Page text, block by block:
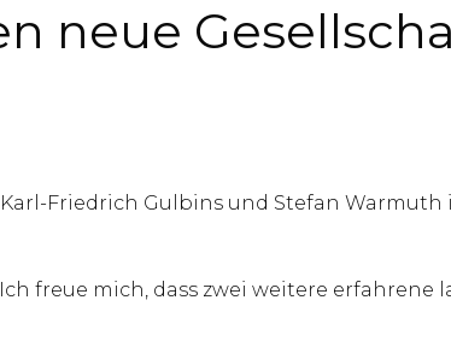
neue
Friedrich Gulbins und Stefan
freue mich, dass zwei weitere